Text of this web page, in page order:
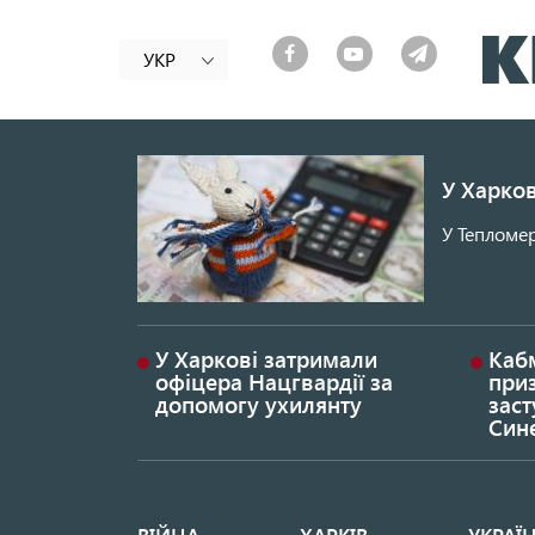
УКР
У
У
У Харкові затримали
офіцера Нацгвардії за
допомогу ухилянту